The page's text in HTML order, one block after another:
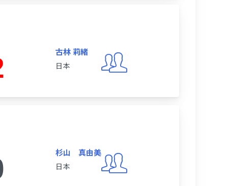
古林 莉緒
日本
杉山 真由美
日本